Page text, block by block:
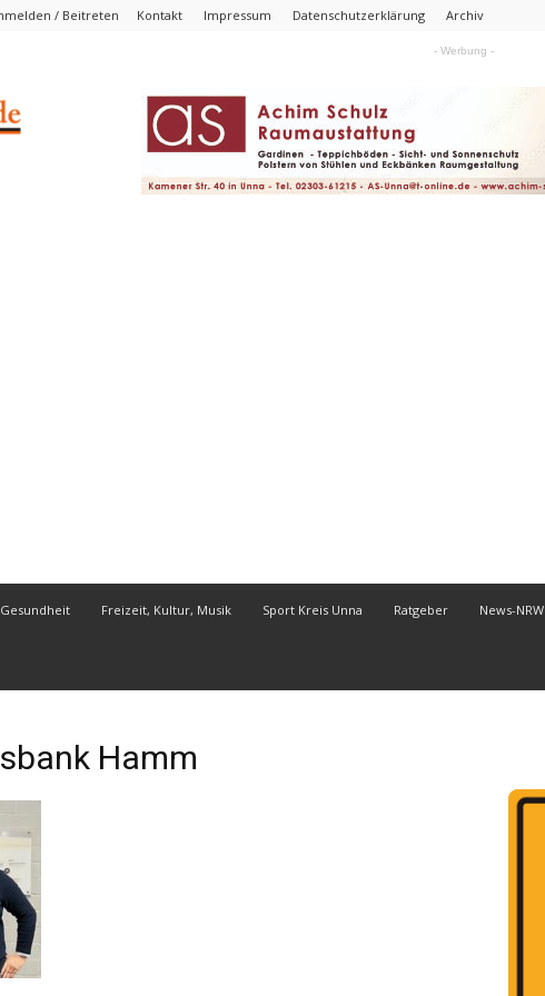
/ Beitreten Kontakt Impressum Datenschutzerklärung Archiv
- Werbung -
Gesundheit Freizeit, Kultur, Musik Sport Kreis Unna Ratgeber News-NRW
Hamm